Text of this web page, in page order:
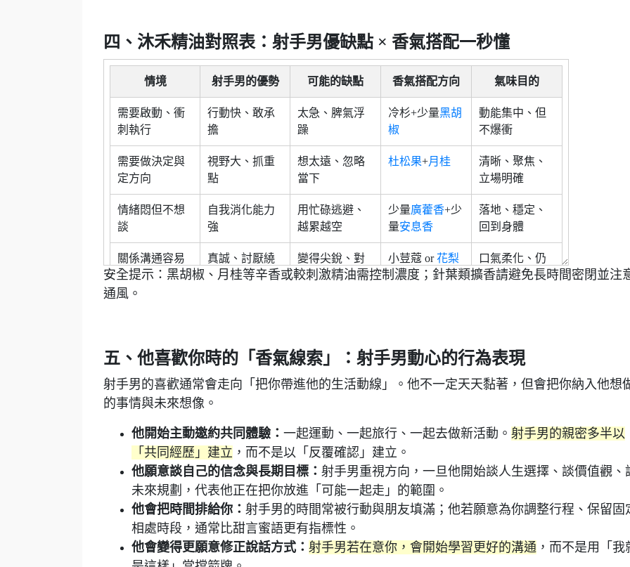
四、沐禾精油對照表：射手男優缺點 × 香氣搭配一秒懂
情境 射手男的優勢 可能的缺點 香氣搭配方向 氣味目的
需要啟動、衝
刺執行
行動快、敢承
擔
太急、脾氣浮
躁
冷杉+少量黑胡
椒
動能集中、但
不爆衝
需要做決定與
定方向
視野大、抓重
點
想太遠、忽略
當下
杜松果+月桂
清晰、聚焦、
立場明確
情緒悶但不想
談
自我消化能力
強
用忙碌逃避、
越累越空
少量廣藿香+少
量安息香
落地、穩定、
回到身體
關係溝通容易
太直
真誠、討厭繞
圈
變得尖銳、對
方受傷
小荳蔻 or花梨
木
口氣柔化、仍
保真實
安全提示：黑胡椒、月桂等辛香或較刺激精油需控制濃度；針葉類擴香請避免長時間密閉並注
通風。
五、他喜歡你時的「香氣線索」：射手男動心的行為表現
射手男的喜歡通常會走向「把你帶進他的生活動線」。他不一定天天黏著，但會把你納入他想
的事情與未來想像。
他開始主動邀約共同體驗： 一起運動、一起旅行、一起去做新活動。 射手男的親密多半以
「共同經歷」建立 ，而不是以「反覆確認」建立。
他願意談自己的信念與長期目標： 射手男重視方向，一旦他開始談人生選擇、談價值觀、
未來規劃，代表他正在把你放進「可能一起走」的範圍。
他會把時間排給你： 射手男的時間常被行動與朋友填滿；他若願意為你調整行程、保留固
相處時段，通常比甜言蜜語更有指標性。
他會變得更願意修正說話方式： 射手男若在意你，會開始學習更好的溝通 ，而不是用「我